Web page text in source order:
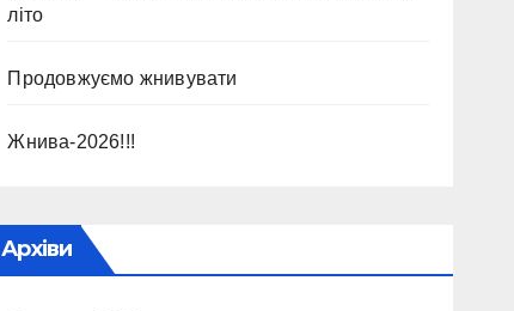
літо
Продовжуємо жнивувати
Жнива-2026!!!
Архіви